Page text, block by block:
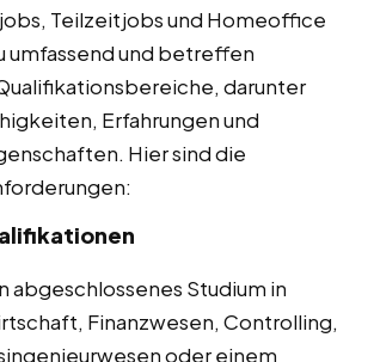
Teilzeitjobs und Homeoffice
umfassend und betreffen
darunter
Erfahrungen und
Hier sind die
abgeschlossenes Studium in
Finanzwesen, Controlling,
oder einem